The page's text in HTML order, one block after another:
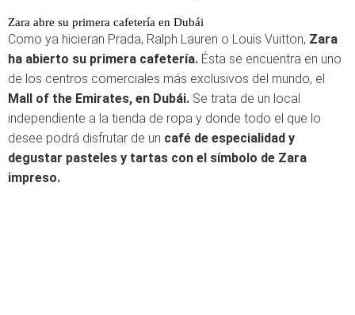
Zara abre su primera cafetería en Dubái
Como ya hicieran Prada, Ralph Lauren o Louis Vuitton, Zara
ha abierto su primera cafetería. Ésta se encuentra en uno
de los centros comerciales más exclusivos del mundo, el
Mall of the Emirates, en Dubái. Se trata de un local
independiente a la tienda de ropa y donde todo el que lo
desee podrá disfrutar de un café de especialidad y
degustar pasteles y tartas con el símbolo de Zara
impreso.